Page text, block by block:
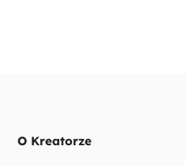
O Kreatorze